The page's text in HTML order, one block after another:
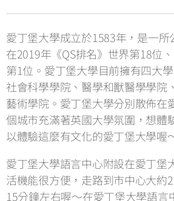
愛丁堡大學成立於1583年，是一所
在2019年《QS排名》世界第18位
第1位。愛丁堡大學目前擁有四大
社會科學學院、醫學和獸醫學學院
藝術學院。愛丁堡大學分別散佈在
個城市充滿著英國大學氛圍，想體
以體驗這麼有文化的愛丁堡大學喔
愛丁堡大學語言中心附設在愛丁堡
活機能很方便，走路到市中心大約
15分鐘左右喔～在愛丁堡大學語言